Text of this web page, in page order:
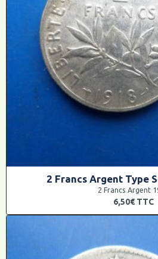
2 Francs Argent Type
2 Francs Argent
6,50€ TTC